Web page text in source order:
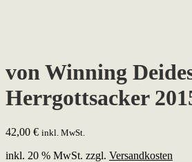
von Winning
Herrgottsacker
42,00 € inkl. MwSt.
inkl. 20 % MwSt. zzgl. Versandkosten